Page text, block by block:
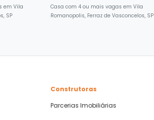
em Vila
SP
Casa com 4 ou mais vagas em Vila
Romanopolis, Ferraz de Vasconcelos, SP
Construtoras
Parcerias Imobiliárias